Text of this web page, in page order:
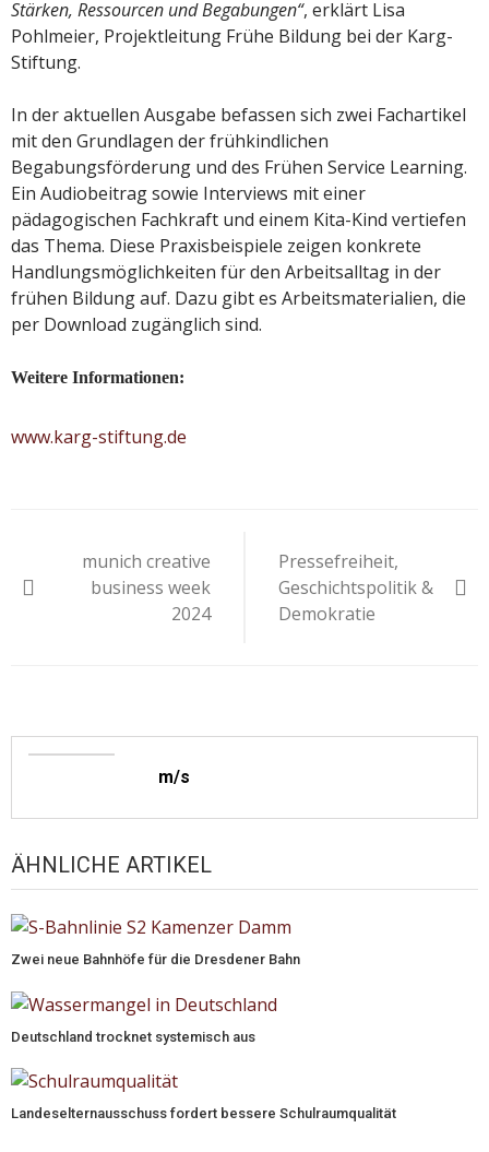
Stärken, Ressourcen und Begabungen“, erklärt Lisa
Pohlmeier, Projektleitung Frühe Bildung bei der Karg-
Stiftung.
In der aktuellen Ausgabe befassen sich zwei Fachartikel
mit den Grundlagen der frühkindlichen
Begabungsförderung und des Frühen Service Learning.
Ein Audiobeitrag sowie Interviews mit einer
pädagogischen Fachkraft und einem Kita-Kind vertiefen
das Thema. Diese Praxisbeispiele zeigen konkrete
Handlungsmöglichkeiten für den Arbeitsalltag in der
frühen Bildung auf. Dazu gibt es Arbeitsmaterialien, die
per Download zugänglich sind.
Weitere Informationen:
www.karg-stiftung.de
munich creative
business week
2024
Pressefreiheit,
Geschichtspolitik &
Demokratie
m/s
ÄHNLICHE ARTIKEL
Zwei neue Bahnhöfe für die Dresdener Bahn
Deutschland trocknet systemisch aus
Landeselternausschuss fordert bessere Schulraumqualität